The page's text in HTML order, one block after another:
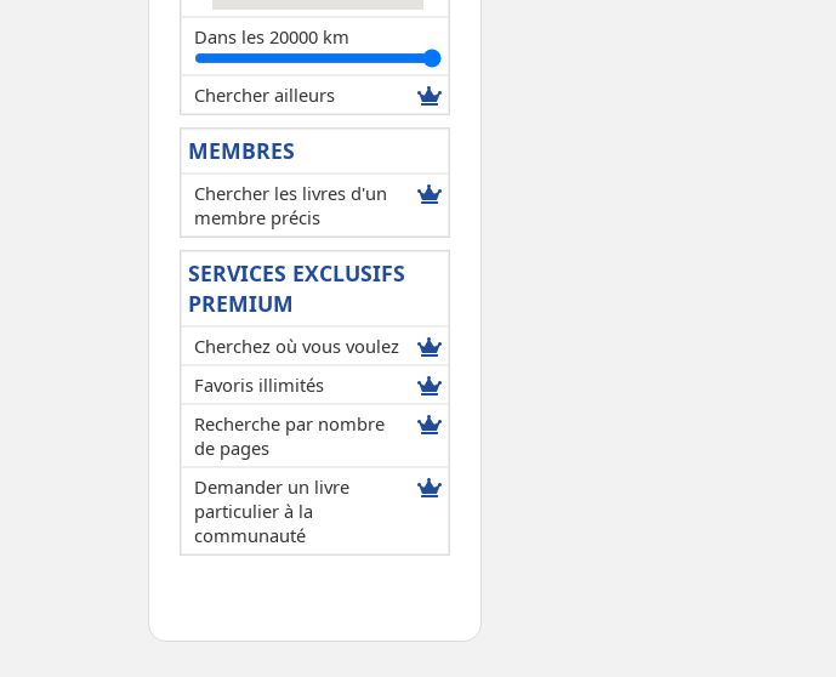
Dans les 20000 km
Chercher ailleurs
MEMBRES
Chercher les livres d'un
membre précis
SERVICES EXCLUSIFS
PREMIUM
Cherchez où vous voulez
Favoris illimités
Recherche par nombre
de pages
Demander un livre
particulier à la
communauté